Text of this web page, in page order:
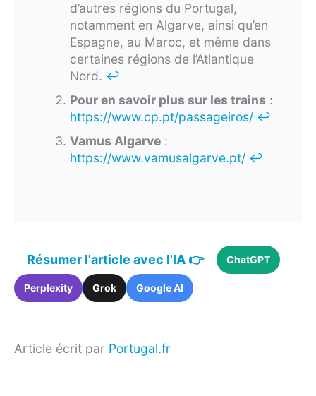
d’autres régions du Portugal,
notamment en Algarve, ainsi qu’en
Espagne, au Maroc, et même dans
certaines régions de l’Atlantique
Nord. ↩︎
Pour en savoir plus sur les trains :
https://www.cp.pt/passageiros/ ↩︎
Vamus Algarve:
https://www.vamusalgarve.pt/ ↩︎
Résumer l'article avec l'IA 👉 ChatGPT
Perplexity Grok Google AI
Article écrit par Portugal.fr